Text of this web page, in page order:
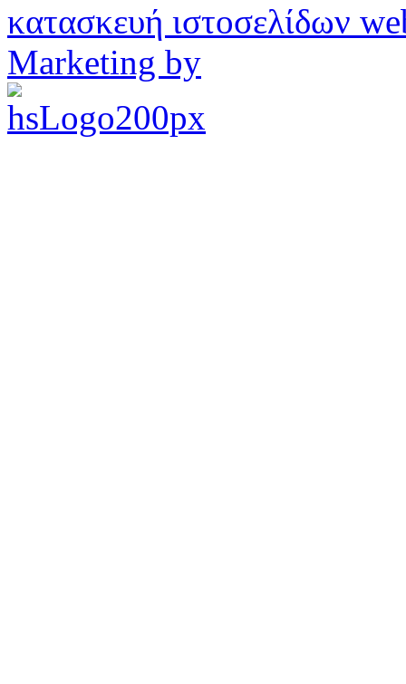
κατασκευή ιστοσελίδων
Marketing by